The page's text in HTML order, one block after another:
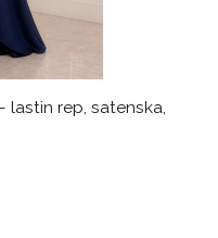
lastin rep, satenska,